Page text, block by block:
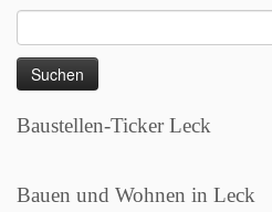
nach:
Baustellen-Ticker Leck
Bauen und Wohnen in Leck